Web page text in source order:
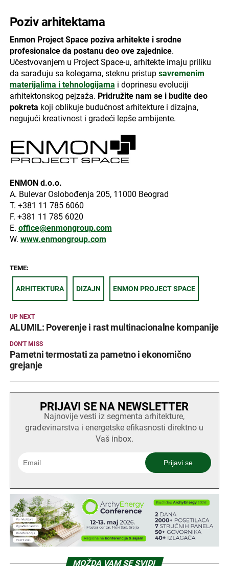
Poziv arhitektama
Enmon Project Space poziva arhitekte i srodne
profesionalce da postanu deo ove zajednice.
Učestvovanjem u Project Space-u, arhitekte imaju priliku
da sarađuju sa kolegama, steknu pristup savremenim
materijalima i tehnologijama i doprinesu evoluciji
arhitektonskog pejzaža. Pridružite nam se i budite deo
pokreta koji oblikuje budućnost arhitekture i dizajna,
negujući kreativnost i gradeći lepše ambijente.
ENMON d.o.o.
A. Bulevar Oslobođenja 205, 11000 Beograd
T. +381 11 785 6060
F. +381 11 785 6020
E. office@enmongroup.com
W. www.enmongroup.com
TEME:
ARHITEKTURA DIZAJN ENMON PROJECT SPACE
UP NEXT
ALUMIL: Poverenje i rast multinacionalne kompanije
DON'T MISS
Pametni termostati za pametno i ekonomično
grejanje
PRIJAVI SE NA NEWSLETTER
Najnovije vesti iz segmenta arhitekture,
građevinarstva i energetske efikasnosti direktno u
Vaš inbox.
MOŽDA VAM SE SVIDI